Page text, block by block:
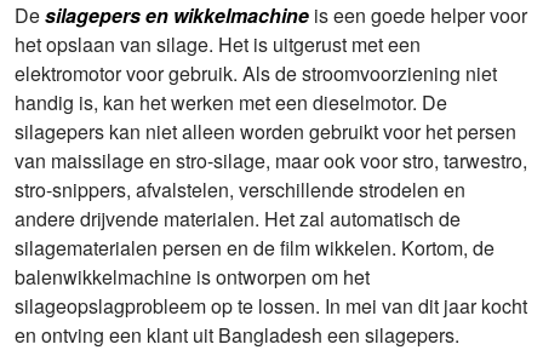
Desilagepers en wikkelmachine is een goede helper voor
het opslaan van silage. Het is uitgerust met een
elektromotor voor gebruik. Als de stroomvoorziening niet
handig is, kan het werken met een dieselmotor. De
silagepers kan niet alleen worden gebruikt voor het persen
van maissilage en stro-silage, maar ook voor stro, tarwestro,
stro-snippers, afvalstelen, verschillende strodelen en
andere drijvende materialen. Het zal automatisch de
silagematerialen persen en de film wikkelen. Kortom, de
balenwikkelmachine is ontworpen om het
silageopslagprobleem op te lossen. In mei van dit jaar kocht
en ontving een klant uit Bangladesh een silagepers.